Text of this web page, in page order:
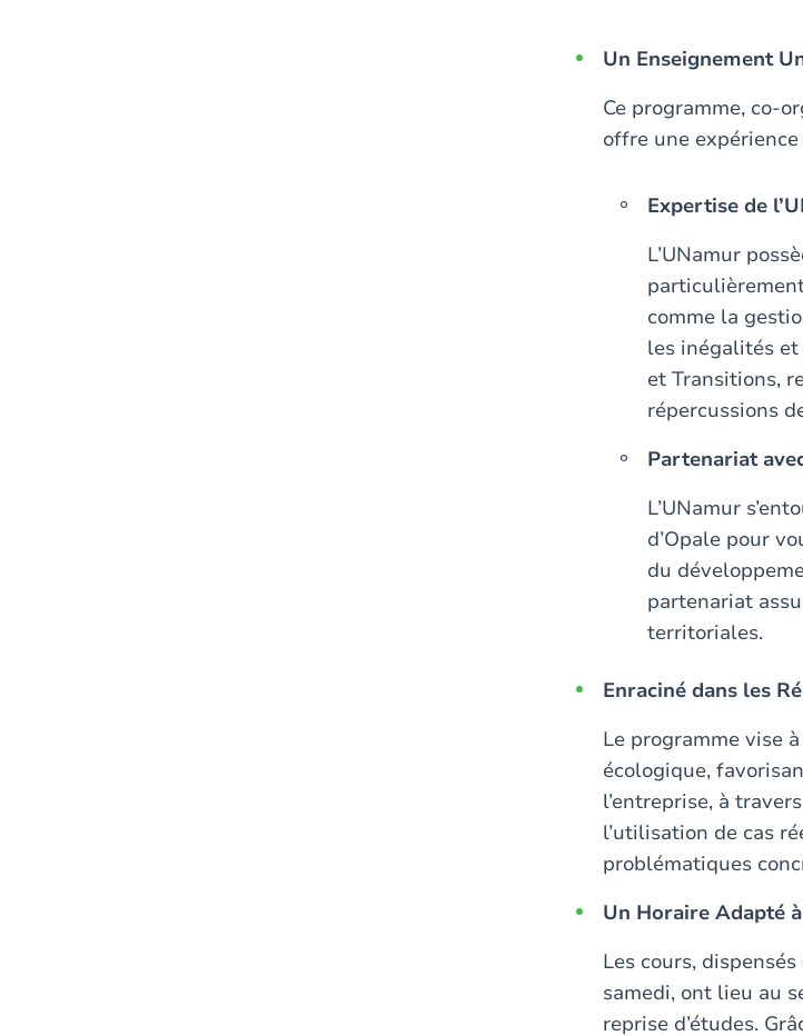
Un Enseignement
Ce programme, co-
offre une
Expertise de
L’UNamur
comme la
les inégalités
et Transitions,
répercussions
Partenariat
L’UNamur
d’Opale pour
du
partenariat
territoriales.
Enraciné dans les
Le programme vise
écologique,
l’entreprise, à
l’utilisation de cas
problématiques
Un Horaire Adapté
Les cours,
samedi, ont lieu au
reprise d’études.